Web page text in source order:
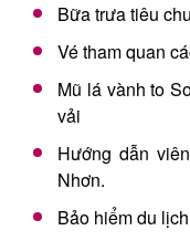
Bữa trưa tiêu
Vé tham quan
Mũ lá vành to
vải
Hướng dẫn
Nhơn.
Bảo hiểm du lịch